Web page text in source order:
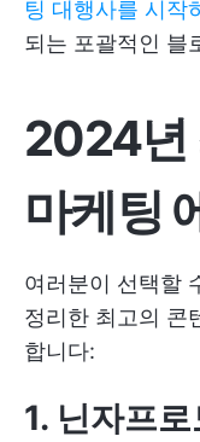
팅 대행사를 시작
되는 포괄적인 블
2024년
마케팅
여러분이 선택할
정리한 최고의 콘
합니다:
1. 닌자프로